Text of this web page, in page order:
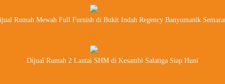
Rumah Mewah Full Furnish di Bukit Indah Regency Banyumanik
Dijual Rumah 2 Lantai SHM di Kesambi Salatiga Siap Huni